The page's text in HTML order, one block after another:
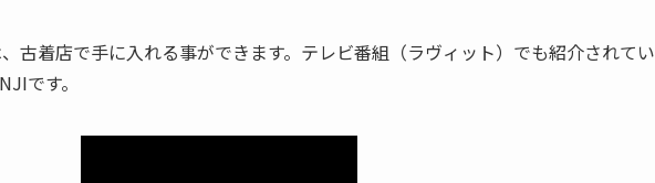
古着店で手に入れる事ができます。テレビ番組（ラヴィット）でも紹介されてい
です。